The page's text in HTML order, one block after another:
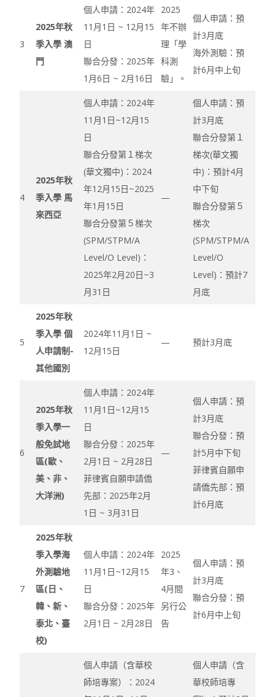
3
2025年秋
季入學 澳
門
個人申請：2024年
11月1日 ~ 12月15
日
聯合分發：2025年
1月6日 ~ 2月16日
​​​2025
年不辦
理「學
科測
驗」。
個人申請：預
計3月底
海外測驗：預
計6月中上旬
4
2025年秋
季入學 馬
來西亞
個人申請：2024年
11月1日~12月15
日
聯合分發第１梯次
(華文獨中)：2024
年12月15日~2025
年1月15日
聯合分發第５梯次
(SPM/STPM/A
Level/O Level)：
2025年2月20日~3
月31日
—
個人申請：預
計3月底
聯合分發第１
梯次(華文獨
中)：預計4月
中下旬
聯合分發第５
梯次
(SPM/STPM/A
Level/O
Level)：預計7
月底
5
2025年秋
季入學 個
人申請制-
其他國別
2024年11月1日 ~
12月15日
— 預計3月底
6
2025年秋
季入學一
般免試地
區(歐、
美、非、
大洋洲)
個人申請：2024年
11月1日~12月15
日
聯合分發：2025年
2月1日 ~ 2月28日
菲律賓自願申請僑
先部：2025年2月
1日 ~ 3月31日
—
個人申請：預
計3月底
聯合分發：預
計5月中下旬
菲律賓自願申
請僑先部：預
計6月底
7
2025年秋
季入學海
外測驗地
區(日、
韓、新、
泰北、臺
校)
個人申請：2024年
11月1日~12月15
日
聯合分發：2025年
2月1日 ~ 2月28日
2025
年3、
4月間
另行公
告
個人申請：預
計3月底
聯合分發：預
計6月中上旬
​​​​​個人申請（含華校
師培專案）：2024
​​​​​​個人申請（含
華校師培專